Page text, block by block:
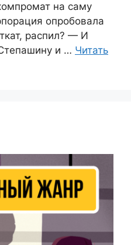
на саму
опробовала
распил? — И
и … Читать